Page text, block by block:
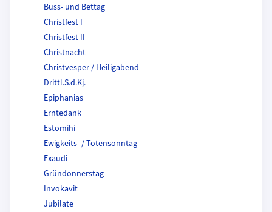
Buss- und Bettag
Christfest I
Christfest II
Christnacht
Christvesper / Heiligabend
Drittl.S.d.Kj.
Epiphanias
Erntedank
Estomihi
Ewigkeits- / Totensonntag
Exaudi
Gründonnerstag
Invokavit
Jubilate